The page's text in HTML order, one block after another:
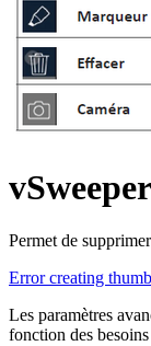
vSweeper
Permet de
Error creating
Les paramètres
fonction des